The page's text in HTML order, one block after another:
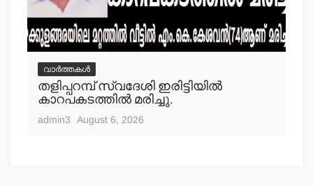
വാർത്തകൾ
തളിപ്പറമ്പ് സ്വദേശി ഇരിട്ടിയില്‍
കാറപകടത്തില്‍ മരിച്ചു.
admin3 August 6, 2026